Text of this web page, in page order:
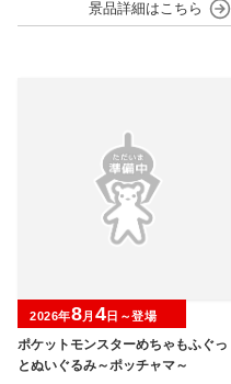
ポケットモンスターめちゃもふぐっ
とぬいぐるみ～ポッチャマ～
2026年8月 4日～登場